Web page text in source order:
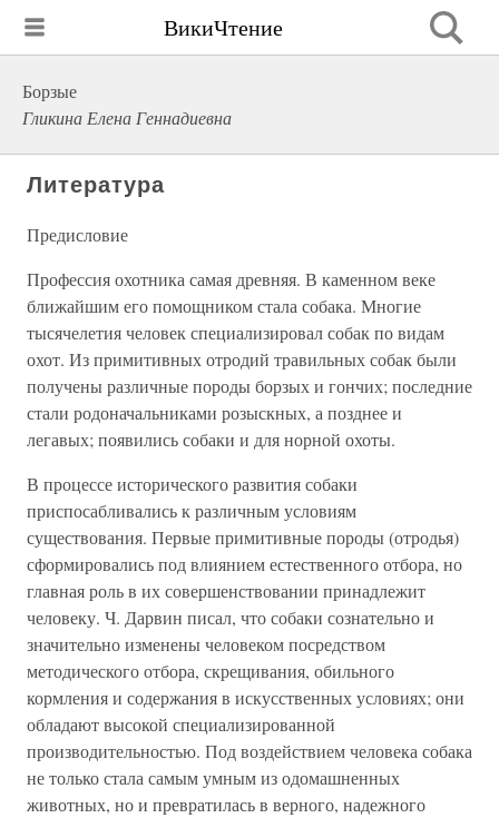
ВикиЧтение
Борзые
Гликина Елена Геннадиевна
Литература
Предисловие
Профессия охотника самая древняя. В каменном веке
ближайшим его помощником стала собака. Многие
тысячелетия человек специализировал собак по видам
охот. Из примитивных отродий травильных собак были
получены различные породы борзых и гончих; последние
стали родоначальниками розыскных, а позднее и
легавых; появились собаки и для норной охоты.
В процессе исторического развития собаки
приспосабливались к различным условиям
существования. Первые примитивные породы (отродья)
сформировались под влиянием естественного отбора, но
главная роль в их совершенствовании принадлежит
человеку. Ч. Дарвин писал, что собаки сознательно и
значительно изменены человеком посредством
методического отбора, скрещивания, обильного
кормления и содержания в искусственных условиях; они
обладают высокой специализированной
производительностью. Под воздействием человека собака
не только стала самым умным из одомашненных
животных, но и превратилась в верного, надежного